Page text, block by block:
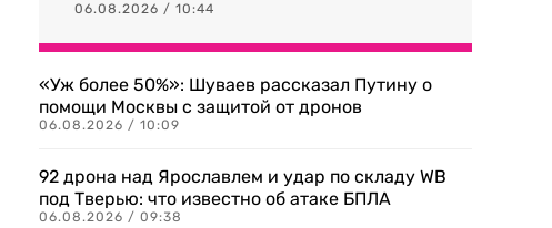
06.08.2026 / 10:44
«Уж более 50%»: Шуваев рассказал Путину о
помощи Москвы с защитой от дронов
06.08.2026 / 10:09
92 дрона над Ярославлем и удар по складу WB
под Тверью: что известно об атаке БПЛА
06.08.2026 / 09:38